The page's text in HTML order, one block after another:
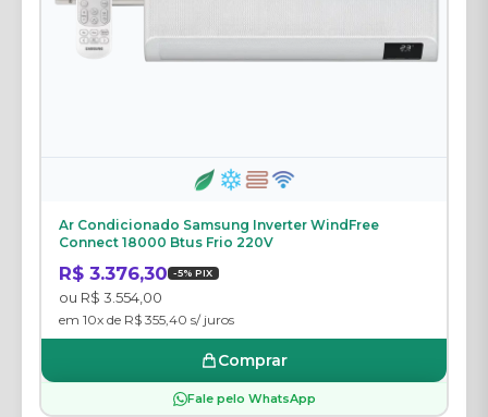
Ar Condicionado Samsung Inverter WindFree
Connect 18000 Btus Frio 220V
R$ 3.376,30 -5% PIX
ou R$ 3.554,00
em 10x de R$ 355,40 s/ juros
Comprar
Fale pelo WhatsApp